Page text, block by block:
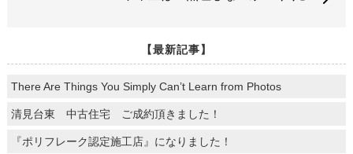
【最新記事】
There Are Things You Simply Can’t Learn from Photos
清見台東 中古住宅 ご成約頂きました！
『ポリフレーク認定施工店』になりました！